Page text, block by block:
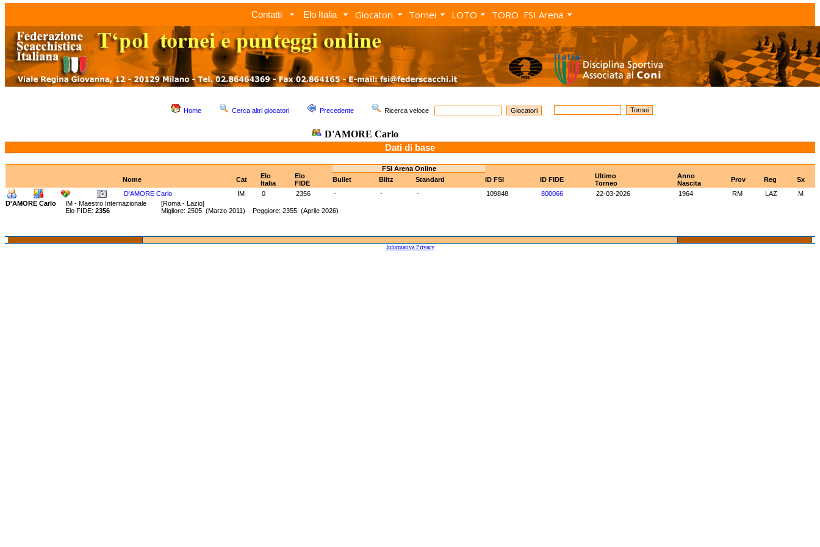
Contatti Elo Italia Giocatori Tornei LOTO TORO FSI Arena
Home Cerca altri giocatori Precedente Ricerca veloce
D'AMORE Carlo
Dati di base
FSI Arena Online
Nome
Cat
Elo
Italia
Elo
FIDE
Bullet Blitz Standard ID FSI ID FIDE
Ultimo
Torneo
Anno
Nascita
Prov Reg
Sx
D'AMORE Carlo
IM 0 2356 - - - 109848 800066 22-03-2026 1964 RM LAZ
M
D'AMORE Carlo
IM - Maestro Internazionale [Roma - Lazio]
Elo FIDE: 2356 Migliore: 2505 (Marzo 2011) Peggiore: 2355 (Aprile 2026)
Informativa Privacy